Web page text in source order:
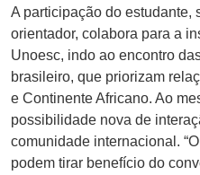
A participação do estudante,
orientador, colabora para a
Unoesc, indo ao encontro
brasileiro, que priorizam
e Continente Africano. Ao
possibilidade nova de
comunidade internacional.
podem tirar benefício do